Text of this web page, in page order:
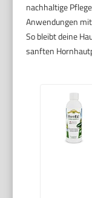
nachhaltige
Anwendungen
So bleibt deine
sanften